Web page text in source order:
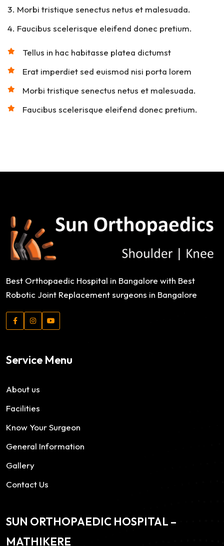
Morbi tristique senectus netus et malesuada.
Faucibus scelerisque eleifend donec pretium.
Tellus in hac habitasse platea dictumst
Erat imperdiet sed euismod nisi porta lorem
Morbi tristique senectus netus et malesuada.
Faucibus scelerisque eleifend donec pretium.
Best Orthopaedic Hospital in Bangalore with Best
Robotic Joint Replacement surgeons in Bangalore
Service Menu
About us
Facilities
Know Your Surgeon
General Information
Gallery
Contact Us
SUN ORTHOPAEDIC HOSPITAL –
MATHIKERE